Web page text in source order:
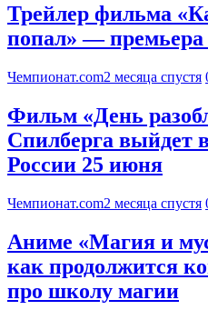
Трейлер фильма
попал» — премьера
Чемпионат.com2 месяца спустя
Фильм «День
Спилберга выйдет
России 25 июня
Чемпионат.com2 месяца спустя
Аниме «Магия и
как продолжится
про школу магии